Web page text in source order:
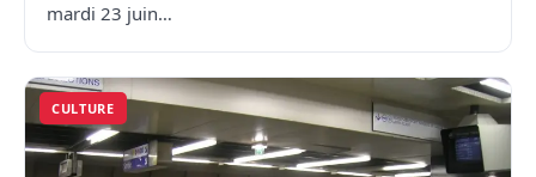
mardi 23 juin…
CULTURE